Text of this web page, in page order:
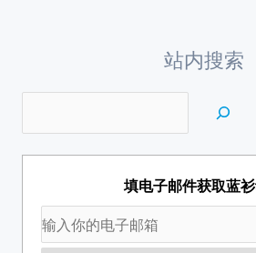
站内搜索
填电子邮件获取蓝